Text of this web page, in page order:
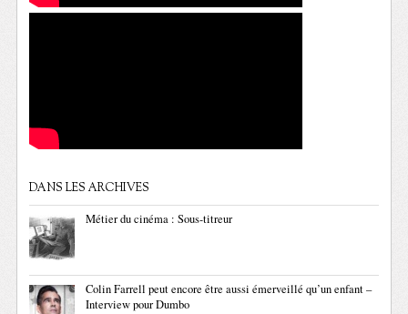
DANS LES ARCHIVES
Métier du cinéma : Sous-titreur
Colin Farrell peut encore être aussi émerveillé qu’un enfant –
Interview pour Dumbo